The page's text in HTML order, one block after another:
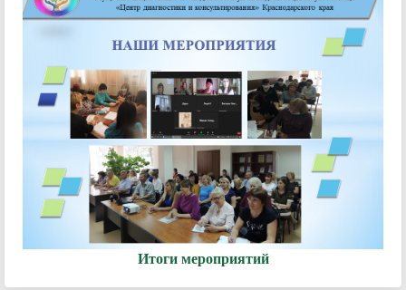
Итоги мероприятий